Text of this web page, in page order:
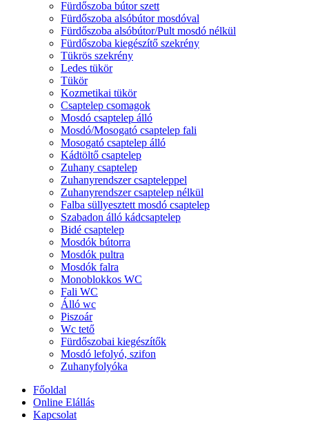
Fürdőszoba bútor szett
Fürdőszoba alsóbútor mosdóval
Fürdőszoba alsóbútor/Pult mosdó nélkül
Fürdőszoba kiegészítő szekrény
Tükrös szekrény
Ledes tükör
Tükör
Kozmetikai tükör
Csaptelep csomagok
Mosdó csaptelep álló
Mosdó/Mosogató csaptelep fali
Mosogató csaptelep álló
Kádtöltő csaptelep
Zuhany csaptelep
Zuhanyrendszer csapteleppel
Zuhanyrendszer csaptelep nélkül
Falba süllyesztett mosdó csaptelep
Szabadon álló kádcsaptelep
Bidé csaptelep
Mosdók bútorra
Mosdók pultra
Mosdók falra
Monoblokkos WC
Fali WC
Álló wc
Piszoár
Wc tető
Fürdőszobai kiegészítők
Mosdó lefolyó, szifon
Zuhanyfolyóka
Főoldal
Online Elállás
Kapcsolat